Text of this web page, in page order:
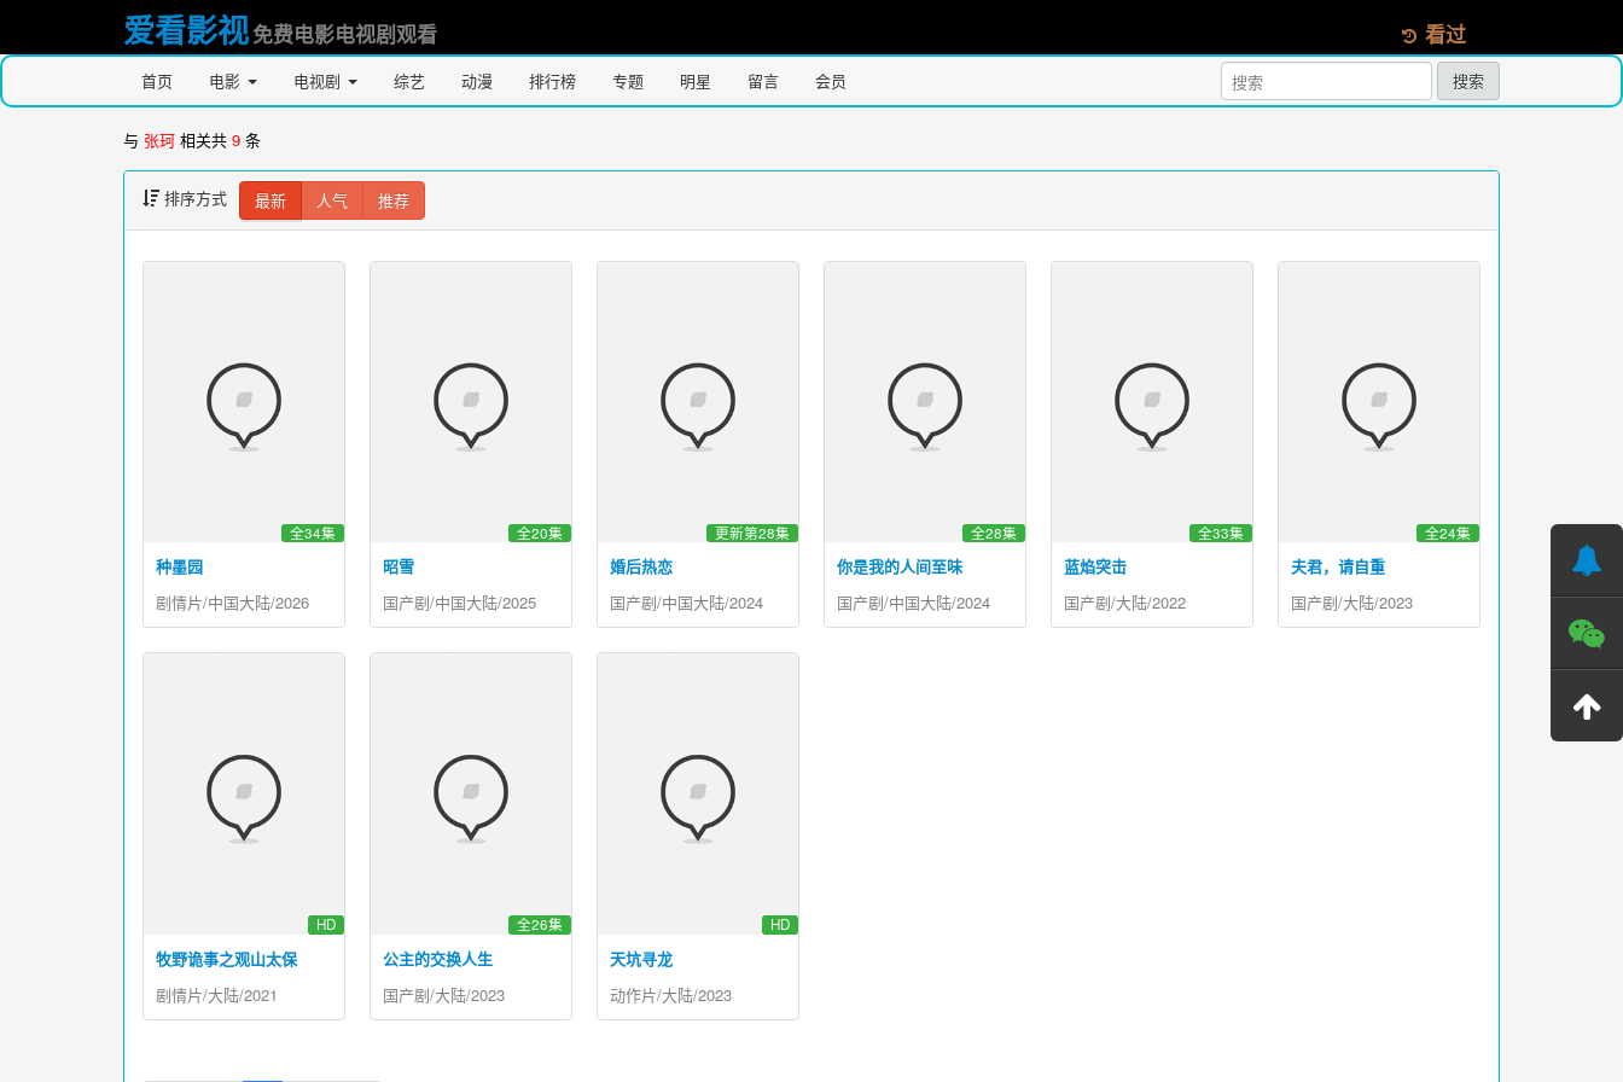
爱看影视免费电影电视剧观看 看过
首页 电影 电视剧 综艺 动漫 排行榜 专题 明星 留言 会员 搜索
与 张珂 相关共 9 条
排序方式 最新 人气 推荐
种墨园
全34集
剧情片/中国大陆/2026
昭雪
全20集
国产剧/中国大陆/2025
婚后热恋
更新第28集
国产剧/中国大陆/2024
你是我的人间至味
全28集
国产剧/中国大陆/2024
蓝焰突击
全33集
国产剧/大陆/2022
夫君，请自重
全24集
国产剧/大陆/2023
牧野诡事之观山太保
HD
剧情片/大陆/2021
公主的交换人生
全26集
国产剧/大陆/2023
天坑寻龙
HD
动作片/大陆/2023